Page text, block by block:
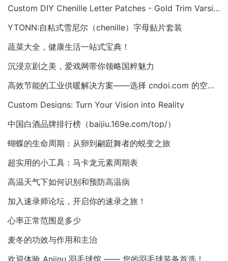
Custom DIY Chenille Letter Patches - Gold Trim Varsity Alphabet Appliques
YTONN:自粘式雪尼尔（chenille）字母贴片套装
蔬菜大全，健康生活一站式宝典！
沉浸京剧之美，爱戏网带你领略国粹魅力
高效节能的工业供暖解决方案——选择 cndoi.com 的空气对空气换热器与AHU
Custom Designs: Turn Your Vision into Reality
中国白酒品牌排行榜（baijiu.169e.com/top/）
蝴蝶的生命周期：从卵到翩跹舞者的蜕变之旅
超实用的小工具：马卡龙元素周期表
高温天气下如何识别和预防高温病
加入速录师论坛，开启你的速录之旅！
心率正常范围是多少
麦冬的功效与作用和主治
欢迎体验 Anjinu 羽毛球馆 —— 您的羽毛球装备首选！